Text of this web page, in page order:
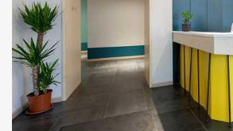
Интернет, Конференц-зал